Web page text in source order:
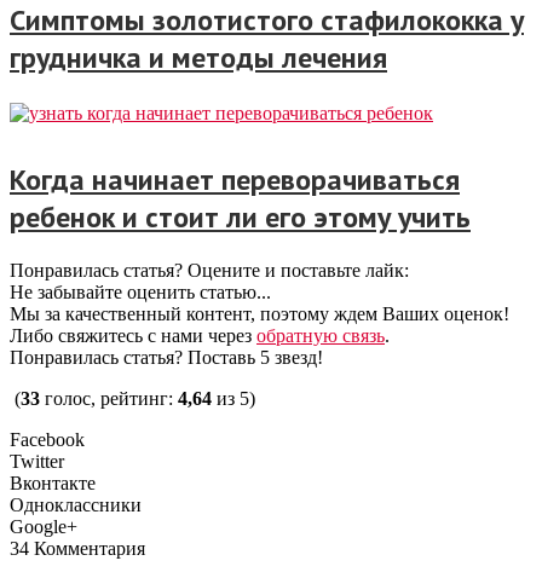
Симптомы золотистого стафилококка у
грудничка и методы лечения
Когда начинает переворачиваться
ребенок и стоит ли его этому учить
Понравилась статья? Оцените и поставьте лайк:
Не забывайте оценить статью...
Мы за качественный контент, поэтому ждем Ваших оценок!
Либо свяжитесь с нами через обратную связь.
Понравилась статья? Поставь 5 звезд!
(33 голос, рейтинг: 4,64 из 5)
Facebook
Twitter
Вконтакте
Одноклассники
Google+
34 Комментария